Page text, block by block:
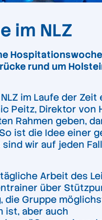
im NLZ
rund um
im Laufe der Zeit
Peitz, Direktor von
Rahmen geben,
ist die Idee einer
wir auf jeden
Arbeit des
über
die Gruppe
ist, aber auch